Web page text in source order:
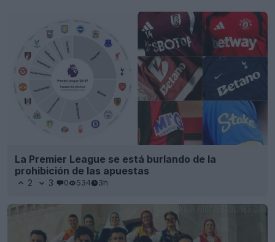
La Premier League se está burlando de la
prohibición de las apuestas
2 3 0 534 3h